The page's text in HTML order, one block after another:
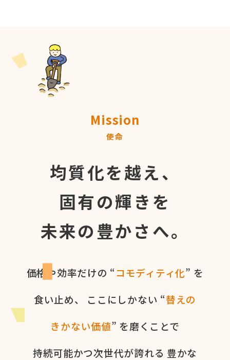
Mission
使命
均質化を越え、
固有の輝きを
未来の豊かさへ。
価格や​効率だけの​ “コモディティ化” を​
食い​止め、
ここに​しかない​ “替えの​
きかない​価値” を​磨く​ことで
持続可能かつ次世代が​誇れる 豊かな​